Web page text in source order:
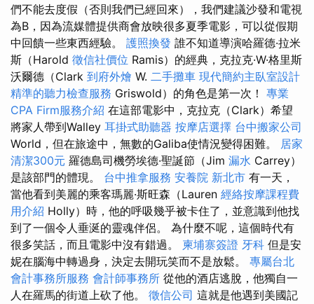
們不能去度假（否則我們已經回來），我們建議沙發和電視
為B，因為流媒體提供商會放映很多夏季電影，可以從假期
中回饋一些東西經驗。 護照換發 誰不知道導演哈羅德·拉米
斯（Harold 徵信社價位 Ramis）的經典，克拉克·W·格里斯
沃爾德（Clark 到府外燴 W. 二手攤車 現代簡約主臥室設計
精準的聽力檢查服務 Griswold）的角色是第一次！ 專業
CPA Firm服務介紹 在這部電影中，克拉克（Clark）希望
將家人帶到Walley 耳掛式助聽器 按摩店選擇 台中搬家公司
World，但在旅途中，無數的Galiba使情況變得困難。 居家
清潔300元 羅德島司機勞埃德·聖誕節（Jim 漏水 Carrey）
是該部門的體現。 台中推拿服務 安養院 新北市 有一天，
當他看到美麗的乘客瑪麗·斯旺森（Lauren 經絡按摩課程費
用介紹 Holly）時，他的呼吸幾乎被卡住了，並意識到他找
到了一個令人垂涎的靈魂伴侶。 為什麼不呢，這個時代有
很多笑話，而且電影中沒有錯過。 柬埔寨簽證 牙科 但是安
妮在腦海中轉過身，決定去開玩笑而不是放鬆。 專屬台北
會計事務所服務 會計師事務所 從他的酒店逃脫，他獨自一
人在羅馬的街道上砍了他。 徵信公司 這就是他遇到美國記